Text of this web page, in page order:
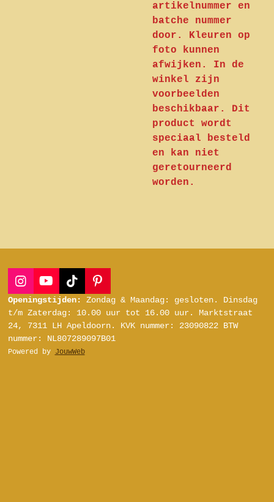
artikelnummer en
batche nummer
door. Kleuren op
foto kunnen
afwijken. In de
winkel zijn
voorbeelden
beschikbaar. Dit
product wordt
speciaal besteld
en kan niet
geretourneerd
worden.
I
n
s
a
g
r
Y
o
u
T
b
e
T
i
o
k
P
i
n
r
Openingstijden: Zondag & Maandag: gesloten.
Dinsdag
t/m Zaterdag: 10.00 uur tot 16.00 uur. Marktstraat
24, 7311 LH Apeldoorn.
KVK nummer: 23090822 BTW
nummer: NL807289097B01
Powered by JouwWeb